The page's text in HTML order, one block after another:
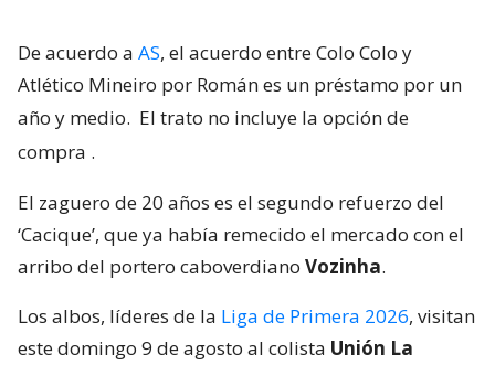
De acuerdo a AS, el acuerdo entre Colo Colo y
Atlético Mineiro por Román es un préstamo por un
año y medio. El trato no incluye la opción de
compra .
El zaguero de 20 años es el segundo refuerzo del
‘Cacique’, que ya había remecido el mercado con el
arribo del portero caboverdiano Vozinha.
Los albos, líderes de la Liga de Primera 2026, visitan
este domingo 9 de agosto al colista Unión La